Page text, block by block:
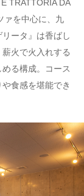
TRATTORIA DA
ァを中心に、九
ータ』は香ばし
火で火入れする
る構成。コース
食感を堪能でき